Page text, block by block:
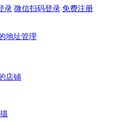
录 微信扫码登录 免费注册
地址管理
店铺